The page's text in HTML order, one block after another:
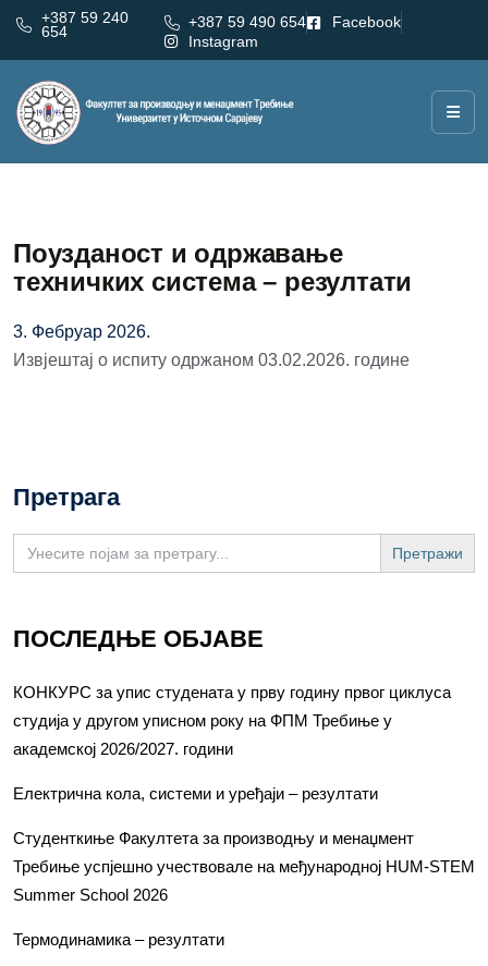
+387 59 240
654
+387 59 490 654
Facebook
Instagram
Поузданост и одржавање
техничких система – резултати
3. Фебруар 2026.
Извјештај о испиту одржаном 03.02.2026. године
Претрага
Search
for:
ПОСЛЕДЊЕ ОБЈАВЕ
КОНКУРС за упис студената у прву годину првог циклуса
студија у другом уписном року на ФПМ Требиње у
академској 2026/2027. години
Електрична кола, системи и уређаји – резултати
Студенткиње Факултета за производњу и менаџмент
Требиње успјешно учествовале на међународној HUM-STEM
Summer School 2026
Термодинамика – резултати